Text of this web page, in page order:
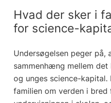
Hvad der sker i
for science-
Undersøgelsen peger
sammenhæng mellem
og unges science-kapital.
familien om verden i